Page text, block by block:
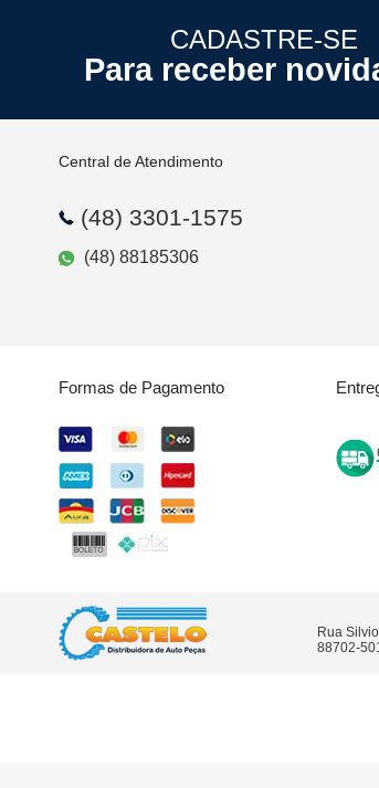
CADASTRE-SE
Para receber
Central de Atendimento
(48) 3301-1575
(48) 88185306
Formas de Pagamento
Rua
88702-